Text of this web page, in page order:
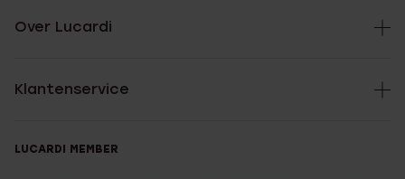
Over Lucardi
Klantenservice
LUCARDI MEMBER